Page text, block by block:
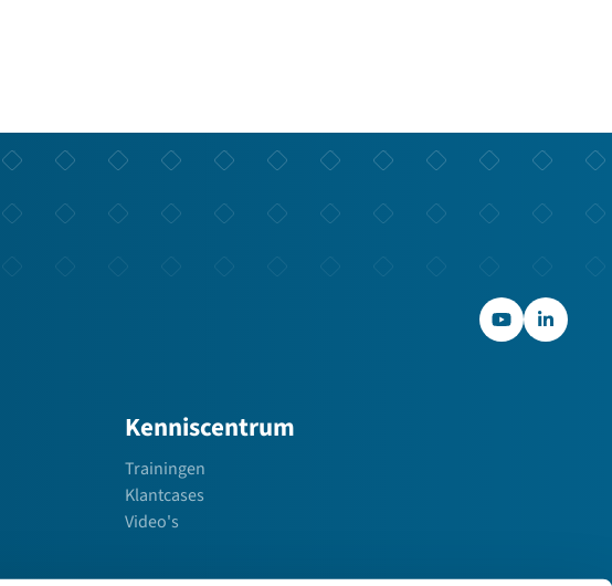
YouTubeLinkedIn
Kenniscentrum
Trainingen
Klantcases
Video's